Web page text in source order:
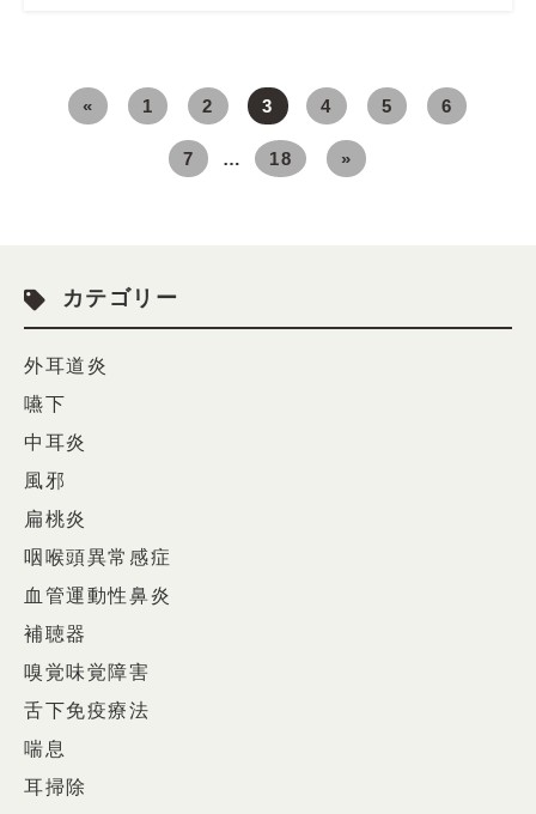
« 1 2 3 4 5 6
7 … 18 »
カテゴリー
外耳道炎
嚥下
中耳炎
風邪
扁桃炎
咽喉頭異常感症
血管運動性鼻炎
補聴器
嗅覚味覚障害
舌下免疫療法
喘息
耳掃除